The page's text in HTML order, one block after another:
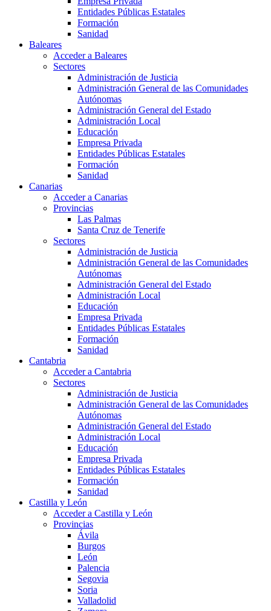
Entidades Públicas Estatales
Formación
Sanidad
Baleares
Acceder a Baleares
Sectores
Administración de Justicia
Administración General de las Comunidades
Autónomas
Administración General del Estado
Administración Local
Educación
Empresa Privada
Entidades Públicas Estatales
Formación
Sanidad
Canarias
Acceder a Canarias
Provincias
Las Palmas
Santa Cruz de Tenerife
Sectores
Administración de Justicia
Administración General de las Comunidades
Autónomas
Administración General del Estado
Administración Local
Educación
Empresa Privada
Entidades Públicas Estatales
Formación
Sanidad
Cantabria
Acceder a Cantabria
Sectores
Administración de Justicia
Administración General de las Comunidades
Autónomas
Administración General del Estado
Administración Local
Educación
Empresa Privada
Entidades Públicas Estatales
Formación
Sanidad
Castilla y León
Acceder a Castilla y León
Provincias
Ávila
Burgos
León
Palencia
Segovia
Soria
Valladolid